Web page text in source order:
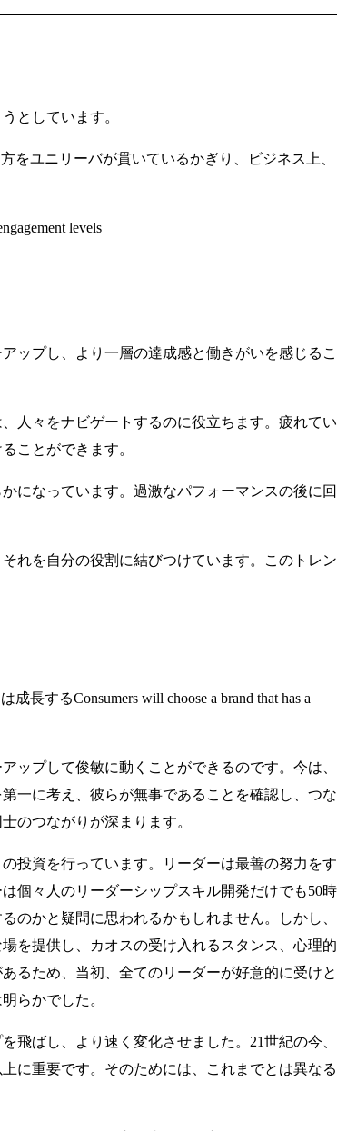
としています。
をユニリーバが貫いているかぎり、ビジネス上、
levels
ップし、より一層の達成感と働きがいを感じるこ
人々をナビゲートするのに役立ちます。疲れてい
ことができます。
になっています。過激なパフォーマンスの後に回
れを自分の役割に結びつけています。このトレン
長するConsumers will choose a brand that has a
ップして俊敏に動くことができるのです。今は、
一に考え、彼らが無事であることを確認し、つな
のつながりが深まります。
投資を行っています。リーダーは最善の努力をす
個々人のリーダーシップスキル開発だけでも50時
のかと疑問に思われるかもしれません。しかし、
を提供し、カオスの受け入れるスタンス、心理的
るため、当初、全てのリーダーが好意的に受けと
らかでした。
飛ばし、より速く変化させました。21世紀の今、
に重要です。そのためには、これまでとは異なる